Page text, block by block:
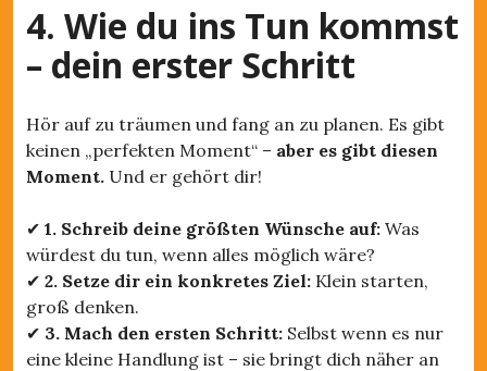
4. Wie du ins Tun kommst
– dein erster Schritt
Hör auf zu träumen und fang an zu planen. Es gibt
keinen „perfekten Moment“ – aber es gibt diesen
Moment. Und er gehört dir!
✔ 1. Schreib deine größten Wünsche auf: Was
würdest du tun, wenn alles möglich wäre?
✔ 2. Setze dir ein konkretes Ziel: Klein starten,
groß denken.
✔ 3. Mach den ersten Schritt: Selbst wenn es nur
eine kleine Handlung ist – sie bringt dich näher an